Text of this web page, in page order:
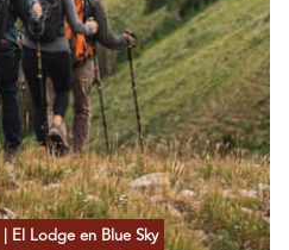
| El Lodge en Blue Sky